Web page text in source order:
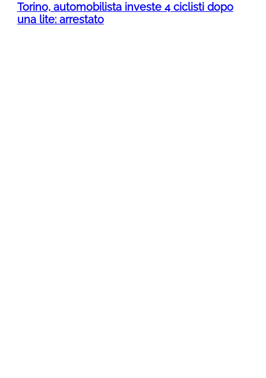
Torino, automobilista investe 4 ciclisti dopo
una lite: arrestato